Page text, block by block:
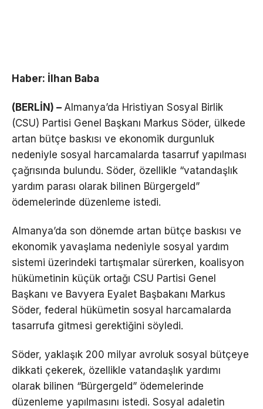
Haber: İlhan Baba
(BERLİN) – Almanya’da Hristiyan Sosyal Birlik
(CSU) Partisi Genel Başkanı Markus Söder, ülkede
artan bütçe baskısı ve ekonomik durgunluk
nedeniyle sosyal harcamalarda tasarruf yapılması
çağrısında bulundu. Söder, özellikle “vatandaşlık
yardım parası olarak bilinen Bürgergeld”
ödemelerinde düzenleme istedi.
Almanya’da son dönemde artan bütçe baskısı ve
ekonomik yavaşlama nedeniyle sosyal yardım
sistemi üzerindeki tartışmalar sürerken, koalisyon
hükümetinin küçük ortağı CSU Partisi Genel
Başkanı ve Bavyera Eyalet Başbakanı Markus
Söder, federal hükümetin sosyal harcamalarda
tasarrufa gitmesi gerektiğini söyledi.
Söder, yaklaşık 200 milyar avroluk sosyal bütçeye
dikkati çekerek, özellikle vatandaşlık yardımı
olarak bilinen “Bürgergeld” ödemelerinde
düzenleme yapılmasını istedi. Sosyal adaletin